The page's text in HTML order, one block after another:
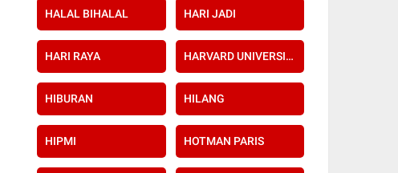
HALAL BIHALAL HARI JADI
HARI RAYA HARVARD UNIVERSITY
HIBURAN HILANG
HIPMI HOTMAN PARIS